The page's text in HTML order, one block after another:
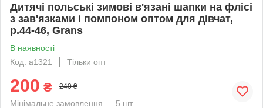
Дитячі польські зимові в'язані шапки на флісі
з зав'язками і помпоном оптом для дівчат,
р.44-46, Grans
В наявності
Код: a1321
Тільки опт
200 ₴ 240 ₴
Мінімальне замовлення — 5 шт.